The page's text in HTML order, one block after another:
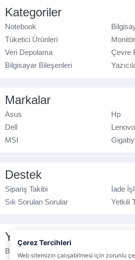
Kategoriler
Notebook
Tüketici Ürünleri
Veri Depolama
Çevre
Bilgisayar Bileşenleri
Markalar
Asus
Hp
Dell
Lenovo
MSI
Destek
Sipariş Takibi
İade
Sık Sorulan Sorular
Yetkili
Yasal Bilgilendirme
Banka Hesap No
Çerez Tercihleri
Web sitemizin çalışabilmesi için zorunlu